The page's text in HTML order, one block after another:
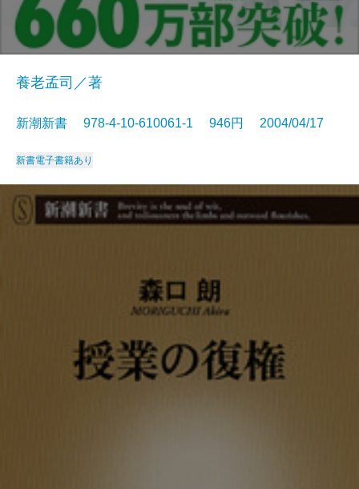
養老孟司／著
新潮新書 978-4-10-610061-1 946円 2004/04/17
新書電子書籍あり